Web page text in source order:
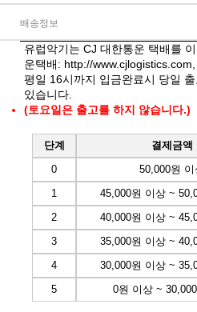
배송정보
유럽악기는 CJ 대한통운 택배를
운택배: http://www.cjlogistics.com
평일 16시까지 입금완료시 당일
있습니다.
(토요일은 출고를 하지 않습니다.)
단계 결제금액
0
50,000원 이
1
45,000원 이상 ~
2
40,000원 이상 ~
3
35,000원 이상 ~
4
30,000원 이상 ~
5
0원 이상 ~